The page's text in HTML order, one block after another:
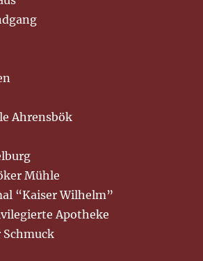
Ahrensbök
Mühle
“Kaiser Wilhelm”
Apotheke